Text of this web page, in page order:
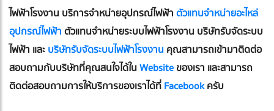
ไฟฟ้าโรงงาน บริการจำหน่ายอุปกรณ์ไฟฟ้าตัวแทนจำหน่ายอะไหล่
อุปกรณ์ไฟฟ้าตัวแทนจำหน่ายระบบไฟฟ้าโรงงาน บริษัทรับจัดระบบ
ไฟฟ้า และบริษัทรับจัดระบบไฟฟ้าโรงงานคุณสามารถเข้ามาติดต่อ
สอบถามกับบริษัทที่คุณสนใจได้ในWebsiteของเรา และสามารถ
ติดต่อสอบถามการให้บริการของเราได้ที่Facebookครับ